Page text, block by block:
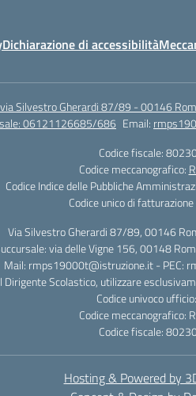
Dichiarazione di accessibilità
Silvestro Gherardi 87/89 - 00146
06121126685/686 Email:
Codice fiscale:
Codice meccanografico:
Codice Indice delle Pubbliche
Codice unico di fatturazione
Via Silvestro Gherardi 87/89, 00146
via delle Vigne 156, 00148
Mail: rmps19000t@istruzione.it - PEC:
Dirigente Scolastico, utilizzare
Codice univoco
Codice meccanografico:
Codice fiscale:
Hosting & Powered by